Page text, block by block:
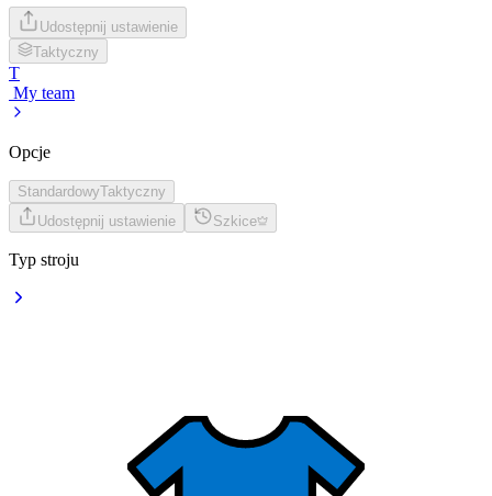
Udostępnij ustawienie
Taktyczny
T
My team
Opcje
StandardowyTaktyczny
Udostępnij ustawienie
Szkice
Typ stroju